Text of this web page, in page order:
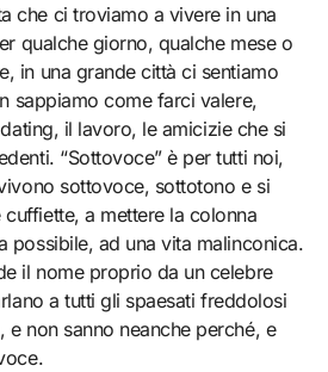
che ci troviamo a vivere in una
qualche giorno, qualche mese o
in una grande città ci sentiamo
sappiamo come farci valere,
il lavoro, le amicizie che si
“Sottovoce” è per tutti noi,
sottovoce, sottotono e si
a mettere la colonna
possibile, ad una vita malinconica.
il nome proprio da un celebre
a tutti gli spaesati freddolosi
e non sanno neanche perché, e